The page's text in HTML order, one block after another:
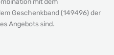
mit dem
Geschenkband (149496) der
Angebots sind.